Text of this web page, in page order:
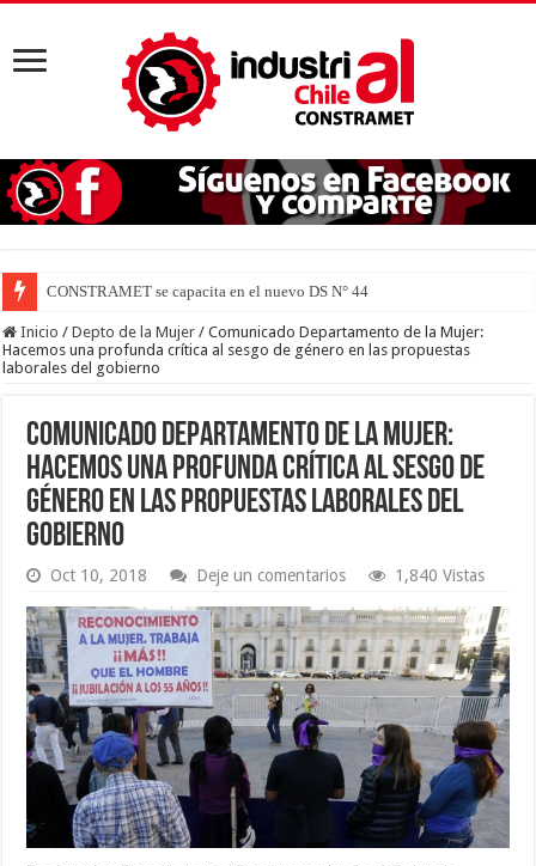
CONSTRAMET se capacita en el nuevo DS N° 44 para defender la
Inicio / Depto de la Mujer / Comunicado Departamento de la Mujer:
Hacemos una profunda crítica al sesgo de género en las propuestas
laborales del gobierno
Comunicado Departamento de la Mujer:
Hacemos una profunda crítica al sesgo de
género en las propuestas laborales del
gobierno
Oct 10, 2018 Deje un comentarios 1,840 Vistas